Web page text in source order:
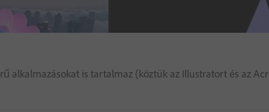
alkalmazásokat is tartalmaz (köztük az Illustratort és az